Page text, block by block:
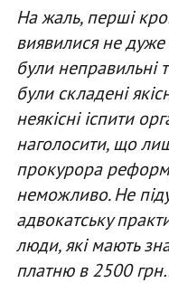
На жаль, перші
виявилися не
були неправильні
були складені
неякісні іспити
наголосити, що
прокурора
неможливо. Не
адвокатську
люди, які мають
платню в 2500